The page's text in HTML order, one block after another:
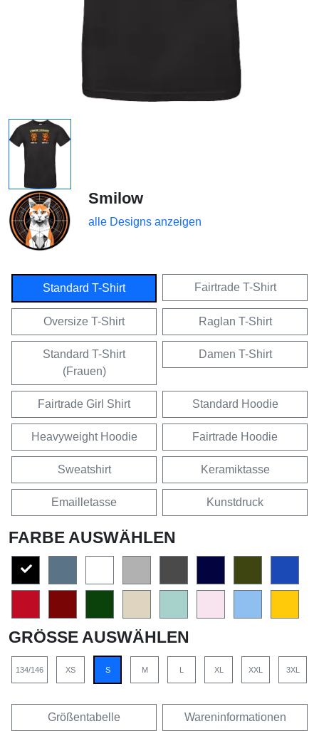
Smilow
alle Designs anzeigen
Standard T-Shirt Fairtrade T-Shirt
Oversize T-Shirt Raglan T-Shirt
Standard T-Shirt
(Frauen)
Damen T-Shirt
Fairtrade Girl Shirt Standard Hoodie
Heavyweight Hoodie Fairtrade Hoodie
Sweatshirt Keramiktasse
Emailletasse Kunstdruck
FARBE AUSWÄHLEN
GRÖSSE AUSWÄHLEN
134/146 XS S M XL XXL 3XL
Größentabelle Wareninformationen